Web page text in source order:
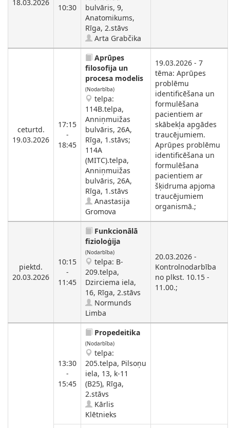
18.03.2026
10:30
bulvāris, 9,
Anatomikums,
Rīga, 2.stāvs
Arta Grabčika
ceturtd.
19.03.2026
17:15
-
18:45
Aprūpes
filosofija un
procesa modelis
(Nodarbība)
telpa:
114B.telpa,
Anniņmuižas
bulvāris, 26A,
Rīga, 1.stāvs;
114A
(MITC).telpa,
Anniņmuižas
bulvāris, 26A,
Rīga, 1.stāvs
Anastasija
Gromova
19.03.2026 - 7
tēma: Aprūpes
problēmu
identificēšana un
formulēšana
pacientiem ar
skābekļa apgādes
traucējumiem.
Aprūpes problēmu
identificēšana un
formulēšana
pacientiem ar
šķidruma apjoma
traucējumiem
organismā.;
piektd.
20.03.2026
10:15
-
11:45
Funkcionālā
fizioloģija
(Nodarbība)
telpa: B-
209.telpa,
Dzirciema iela,
16, Rīga, 2.stāvs
Normunds
Limba
20.03.2026 -
Kontrolnodarbība
no plkst. 10.15 -
11.00.;
13:30
-
15:45
Propedeitika
(Nodarbība)
telpa:
205.telpa, Pilsoņu
iela, 13, k-11
(B25), Rīga,
2.stāvs
Kārlis
Klētnieks